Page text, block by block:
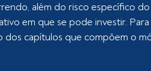
além do risco específico
em que se pode investir.
capítulos que compõem o